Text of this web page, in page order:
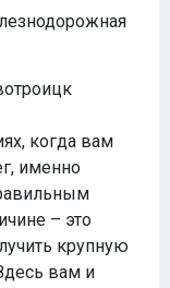
когда вам
именно
– это
крупную
вам и